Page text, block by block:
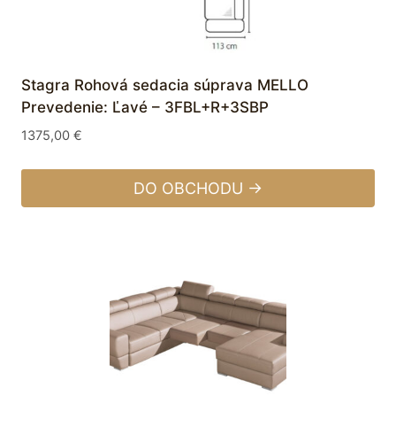
Stagra Rohová sedacia súprava MELLO
Prevedenie: Ľavé – 3FBL+R+3SBP
1375,00 €
DO OBCHODU →